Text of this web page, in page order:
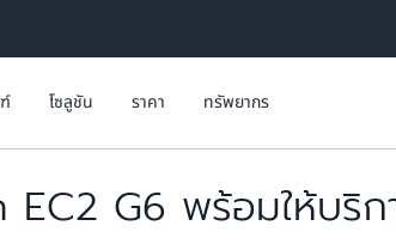
โซลูชัน ราคา ทรัพยากร
G6 พร้อมให้บริ